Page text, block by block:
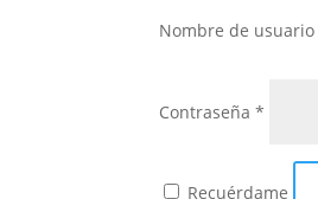
Nombre de
Contraseña*
Recuérdame